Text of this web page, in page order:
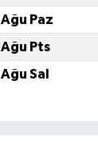
Paz
Pts
Sal